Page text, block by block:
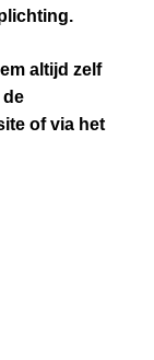
altijd zelf
de
of via het